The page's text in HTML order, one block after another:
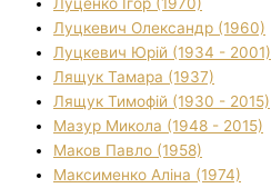
Луцкевич Олександр (1960)
Луцкевич Юрій (1934 - 2001)
Лящук Тамара (1937)
Лящук Тимофій (1930 - 2015)
Мазур Микола (1948 - 2015)
Маков Павло (1958)
Максименко Аліна (1974)